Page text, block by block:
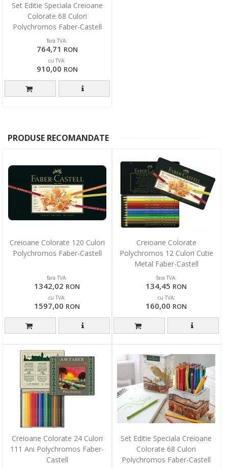
Set Editie Speciala Creioane
Colorate 68 Culori
Polychromos Faber-Castell
fara TVA:
764,71 RON
cu TVA:
910,00 RON
PRODUSE RECOMANDATE
Creioane Colorate 120 Culori
Polychromos Faber-Castell
fara TVA:
1342,02 RON
cu TVA:
1597,00 RON
Creioane Colorate
Polychromos 12 Culori Cutie
Metal Faber-Castell
fara TVA:
134,45 RON
cu TVA:
160,00 RON
Creioane Colorate 24 Culori
111 Ani Polychromos Faber-
Castell
Set Editie Speciala Creioane
Colorate 68 Culori
Polychromos Faber-Castell